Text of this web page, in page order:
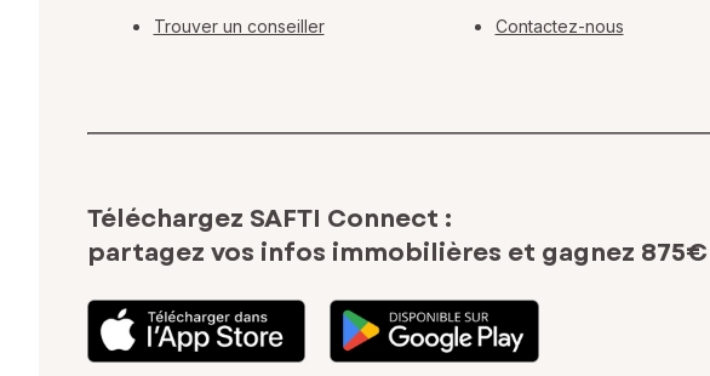
Trouver un conseiller Contactez-nous
Téléchargez SAFTI Connect :
partagez vos infos immobilières et gagnez